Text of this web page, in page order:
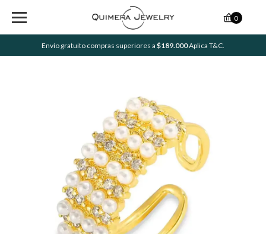
Envío gratuito compras superiores a $189.000Aplica T&C.
0